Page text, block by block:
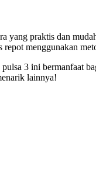
yang praktis dan
menggunakan
3 ini bermanfaat
lainnya!